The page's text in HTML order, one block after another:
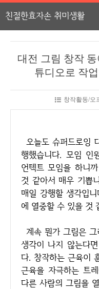
친절한효자손 취미생활
대전 그림 창작
튜디오로 작
창작활동/오
오늘도 슈퍼드로잉 디스코드(줄여서 디코) 모임을 진
행했습니다. 모임 인
언텍트 모임을 하니
것 같아서 매우 기쁩
매일 강행할 생각입
에 열중할 수 있을 것
계속 뭔가 그림은 그려야겠는데 당장 뭘 해야 좋을지
생각이 나지 않는다
다. 창작하는 근육이
근육을 자극하는 트
다른 사람의 그림을